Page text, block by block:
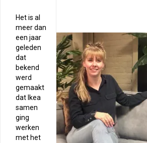
Het is al
meer dan
een jaar
geleden
dat
bekend
werd
gemaakt
dat Ikea
samen
ging
werken
met het